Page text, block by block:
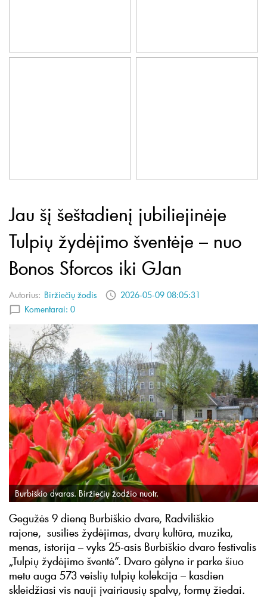
Jau šį šeštadienį jubiliejinėje
Tulpių žydėjimo šventėje – nuo
Bonos Sforcos iki GJan
Autorius: Biržiečių žodis
2026-05-09 08:05:31
Komentarai: 0
Burbiškio dvaras. Biržiečių žodžio nuotr.
Gegužės 9 dieną Burbiškio dvare, Radviliškio
rajone, susilies žydėjimas, dvarų kultūra, muzika,
menas, istorija – vyks 25-asis Burbiškio dvaro festivalis
„Tulpių žydėjimo šventė“. Dvaro gėlyne ir parke šiuo
metu auga 573 veislių tulpių kolekcija – kasdien
skleidžiasi vis nauji įvairiausių spalvų, formų žiedai.